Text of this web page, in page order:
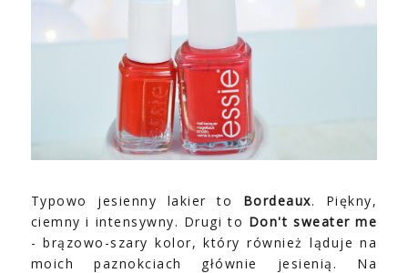
Typowo jesienny lakier to Bordeaux. Piękny,
ciemny i intensywny. Drugi to Don't sweater me
- brązowo-szary kolor, który również ląduje na
moich paznokciach głównie jesienią. Na